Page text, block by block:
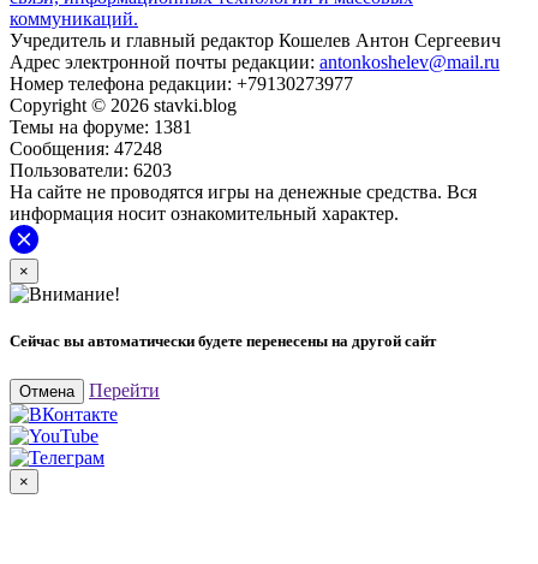
коммуникаций.
Учредитель и главный редактор Кошелев Антон Сергеевич
Адрес электронной почты редакции: antonkoshelev@mail.ru
Номер телефона редакции: +79130273977
Copyright © 2026 stavki.blog
Темы на форуме: 1381
Сообщения: 47248
Пользователи: 6203
На сайте не проводятся игры на денежные средства. Вся
информация носит ознакомительный характер.
×
Сейчас вы автоматически будете перенесены на другой сайт
Отмена Перейти
×